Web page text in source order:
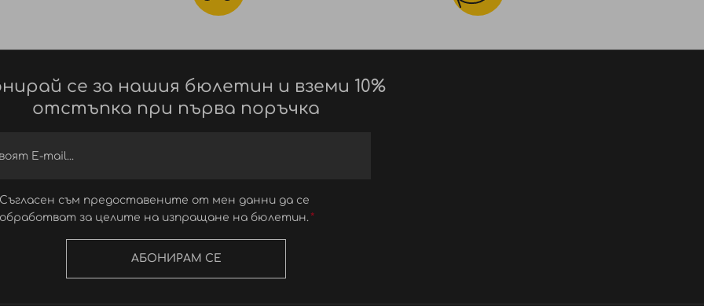
се за нашия бюлетин и вземи 10%
отстъпка при първа поръчка
Съгласен съм предоставените от мен данни да се
обработват за целите на изпращане на бюлетин.
АБОНИРАМ СЕ